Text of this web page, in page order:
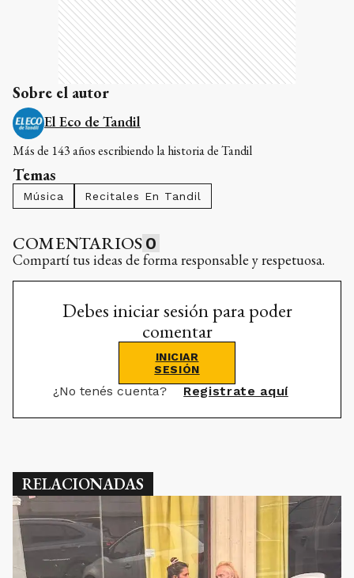
Sobre el autor
El Eco de Tandil
Más de 143 años escribiendo la historia de Tandil
Temas
Música Recitales En Tandil
COMENTARIOS 0
Compartí tus ideas de forma responsable y respetuosa.
Debes iniciar sesión para poder
comentar
INICIAR
SESIÓN
¿No tenés cuenta? Registrate aquí
RELACIONADAS